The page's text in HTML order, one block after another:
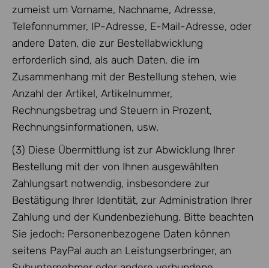
zumeist um Vorname, Nachname, Adresse,
Telefonnummer, IP-Adresse, E-Mail-Adresse, oder
andere Daten, die zur Bestellabwicklung
erforderlich sind, als auch Daten, die im
Zusammenhang mit der Bestellung stehen, wie
Anzahl der Artikel, Artikelnummer,
Rechnungsbetrag und Steuern in Prozent,
Rechnungsinformationen, usw.
(3) Diese Übermittlung ist zur Abwicklung Ihrer
Bestellung mit der von Ihnen ausgewählten
Zahlungsart notwendig, insbesondere zur
Bestätigung Ihrer Identität, zur Administration Ihrer
Zahlung und der Kundenbeziehung. Bitte beachten
Sie jedoch: Personenbezogene Daten können
seitens PayPal auch an Leistungserbringer, an